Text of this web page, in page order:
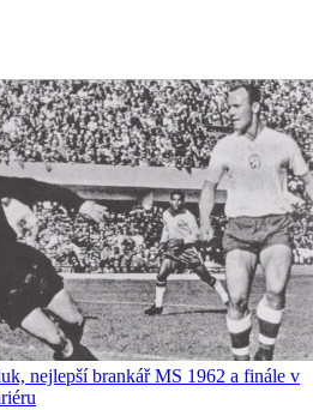
nejlepší brankář MS 1962 a finále v